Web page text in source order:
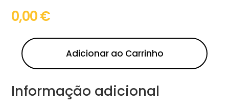
0,00€
Adicionar ao Carrinho
Informação adicional